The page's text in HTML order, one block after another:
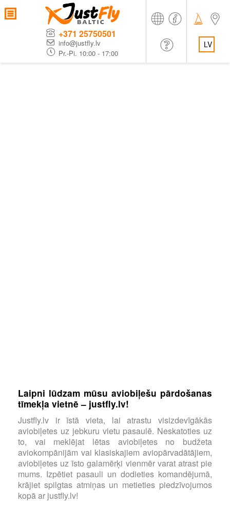
+371 25750501
info@justfly.lv
Pr.-Pi. 10:00 - 17:00
LV
Laipni lūdzam mūsu aviobiļešu pārdošanas
tīmekļa vietnē – justfly.lv!
Justfly.lv ir īstā vieta, lai atrastu visizdevīgākās
aviobiļetes uz jebkuru vietu pasaulē. Neskatoties uz
to, vai meklējat lētas aviobiļetes no budžeta
aviokompānijām vai klasiskajiem aviopārvadātājiem,
aviobiļetes uz īsto galamērķi vienmēr varat atrast pie
mums. Izpētiet pasauli un dodieties komandējumā,
krājiet spilgtas atmiņas un metieties piedzīvojumos
kopā ar justfly.lv!